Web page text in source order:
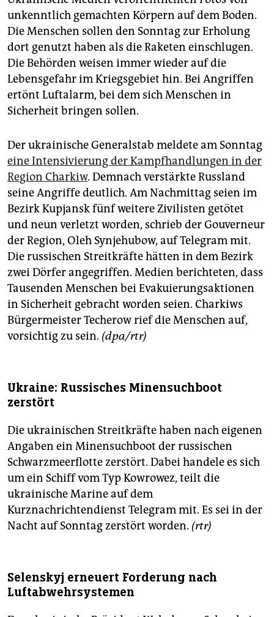
unkenntlich gemachten Körpern auf dem Boden.
Die Menschen sollen den Sonntag zur Erholung
dort genutzt haben als die Raketen einschlugen.
Die Behörden weisen immer wieder auf die
Lebensgefahr im Kriegsgebiet hin. Bei Angriffen
ertönt Luftalarm, bei dem sich Menschen in
Sicherheit bringen sollen.
Der ukrainische Generalstab meldete am Sonntag
eine Intensivierung der Kampfhandlungen in der
Region Charkiw. Demnach verstärkte Russland
seine Angriffe deutlich. Am Nachmittag seien im
Bezirk Kupjansk fünf weitere Zivilisten getötet
und neun verletzt worden, schrieb der Gouverneur
der Region, Oleh Synjehubow, auf Telegram mit.
Die russischen Streitkräfte hätten in dem Bezirk
zwei Dörfer angegriffen. Medien berichteten, dass
Tausenden Menschen bei Evakuierungsaktionen
in Sicherheit gebracht worden seien. Charkiws
Bürgermeister Techerow rief die Menschen auf,
vorsichtig zu sein. (dpa/rtr)
Ukraine: Russisches Minensuchboot
zerstört
Die ukrainischen Streitkräfte haben nach eigenen
Angaben ein Minensuchboot der russischen
Schwarzmeerflotte zerstört. Dabei handele es sich
um ein Schiff vom Typ Kowrowez, teilt die
ukrainische Marine auf dem
Kurznachrichtendienst Telegram mit. Es sei in der
Nacht auf Sonntag zerstört worden. (rtr)
Selenskyj erneuert Forderung nach
Luftabwehrsystemen